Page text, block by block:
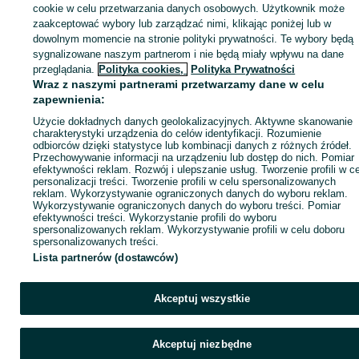
sprzedającym
Zaloguj się / Załóż konto
Wyślij wiadomość
cookie w celu przetwarzania danych osobowych. Użytkownik może
zaakceptować wybory lub zarządzać nimi, klikając poniżej lub w
dowolnym momencie na stronie polityki prywatności. Te wybory będą
sygnalizowane naszym partnerom i nie będą miały wpływu na dane
przeglądania. Polityka cookies, Polityka Prywatności
Wraz z naszymi partnerami przetwarzamy dane w celu
zapewnienia:
Użycie dokładnych danych geolokalizacyjnych. Aktywne skanowanie
charakterystyki urządzenia do celów identyfikacji. Rozumienie
odbiorców dzięki statystyce lub kombinacji danych z różnych źródeł.
Przechowywanie informacji na urządzeniu lub dostęp do nich. Pomiar
efektywności reklam. Rozwój i ulepszanie usług. Tworzenie profili w
personalizacji treści. Tworzenie profili w celu spersonalizowanych
reklam. Wykorzystywanie ograniczonych danych do wyboru reklam.
Wykorzystywanie ograniczonych danych do wyboru treści. Pomiar
efektywności treści. Wykorzystanie profili do wyboru
spersonalizowanych reklam. Wykorzystywanie profili w celu doboru
spersonalizowanych treści.
Lista partnerów (dostawców)
Akceptuj wszystkie
Akceptuj niezbędne